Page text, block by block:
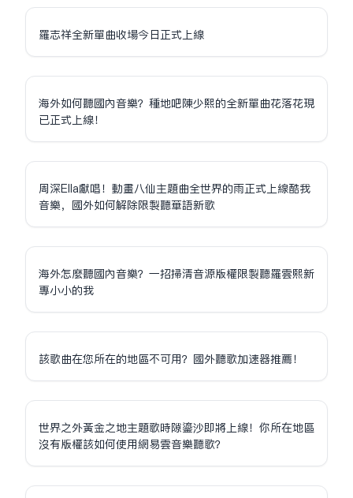
羅志祥全新單曲收場今日正式上線
海外如何聽國內音樂？種地吧陳少熙的全新單曲花落花現
已正式上線！
周深Ella獻唱！動畫八仙主題曲全世界的雨正式上線酷我
音樂，國外如何解除限制聽華語新歌
海外怎麼聽國內音樂？一招掃清音源版權限制聽羅雲熙新
專小小的我
該歌曲在您所在的地區不可用？國外聽歌加速器推薦！
世界之外黃金之地主題歌時隙鎏沙即將上線！你所在地區
沒有版權該如何使用網易雲音樂聽歌？